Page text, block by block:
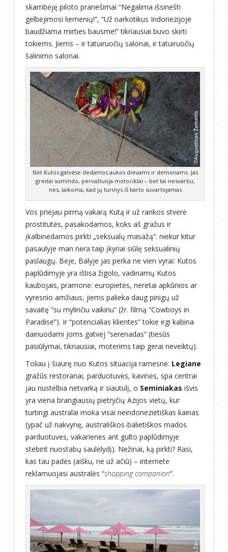
skambėję piloto pranešimai “Negalima išsinešti
gelbėjimosi liemenių!”, “Už narkotikus Indonezijoje
baudžiama mirties bausme!” tikriausiai buvo skirti
tokiems. Jiems – ir tatuiruočių salonai, ir tatuiruočių
šalinimo salonai.
Net Kutos gatvėse dedamos aukos dievams ir demonams. Jas
greitai sumindo, pervažiuoja motociklai – bet tai nesvarbu,
nes, laikoma, kad jų turinys iš karto suvartojamas
Vos priėjau pirmą vakarą Kutą ir už rankos stvėrė
prostitutės, pasakodamos, koks aš gražus ir
įkalbinėdamos pirkti „seksualų masažą“: niekur kitur
pasaulyje man nėra taip įkyriai siūlę seksualinių
paslaugų. Beje, Balyje jas perka ne vien vyrai: Kutos
paplūdimyje yra ištisa žigolo, vadinamų Kutos
kaubojais, pramonė: europietės, neretai apkūnios ar
vyresnio amžiaus, jiems palieka daug pinigų už
savaitę “su mylinčiu vaikinu” (žr. filmą “Cowboys in
Paradise”). Ir “potencialias klientes” tokie irgi kabina
dainuodami joms gatvėj “serenadas” (tiesūs
pasiūlymai, tikriausiai, moterims taip gerai neveiktų).
Toliau į šiaurę nuo Kutos situacija ramesnė: Legiane
gražūs restoranai, parduotuvės, kavinės, spa centrai
jau nustelbia netvarką ir siautulį, o Seminiakas išvis
yra viena brangiausių pietryčių Azijos vietų, kur
turtingi australai moka visai neindonezietiškas kainas
(ypač už nakvynę, australiškos-balietiškos mados
parduotuves, vakarienes ant gulto paplūdimyje
stebint nuostabų saulėlydį). Nežinai, ką pirkti? Rasi,
kas tau padės (aišku, ne už ačiū) – internete
reklamuojasi australės “shopping companion“.